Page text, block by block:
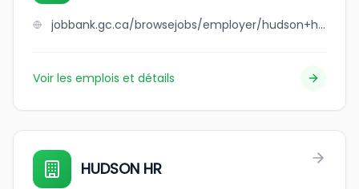
jobbank.gc.ca/browsejobs/employer/hudson+hope+tempo+gas+bar/ca
Voir les emplois et détails
HUDSON HR